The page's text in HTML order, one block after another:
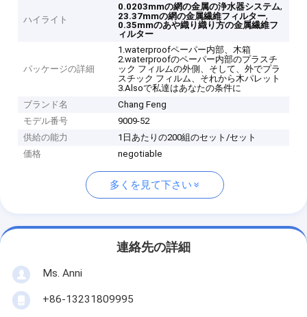
ハイライト
0.0203mmの網の金属の浄水器システム,
23.37mmの網の金属繊維フィルター,
0.35mmのあや織り織り方の金属繊維フ
ィルター
パッケージの詳細
1.waterproofペーパー内部、木箱
2.waterproofのペーパー内部のプラスチ
ック フィルムの外側、そして、外でプラ
スチック フィルム、それから木パレット
3.Alsoで私達はあなたの条件に
ブランド名
Chang Feng
モデル番号
9009-52
供給の能力
1日あたりの200組のセット/セット
価格
negotiable
多くを見て下さい
連絡先の詳細
Ms. Anni
+86-13231809995